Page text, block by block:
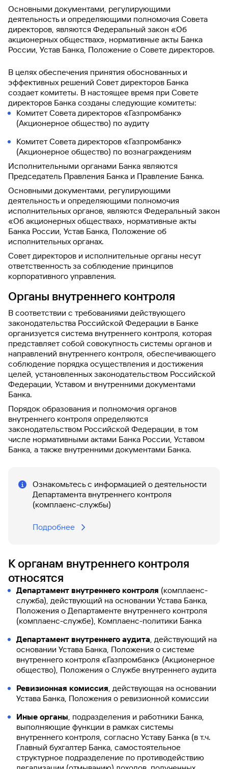
Основными документами, регулирующими
деятельность и определяющими полномочия Совета
директоров, являются Федеральный закон «Об
акционерных обществах», нормативные акты Банка
России, Устав Банка, Положение о Совете директоров.
В целях обеспечения принятия обоснованных и
эффективных решений Совет директоров Банка
создает комитеты. В настоящее время при Совете
директоров Банка созданы следующие комитеты:
Комитет Совета директоров «Газпромбанк»
(Акционерное общество) по аудиту
Комитет Совета директоров «Газпромбанк»
(Акционерное общество) по вознаграждениям
Исполнительными органами Банка являются
Председатель Правления Банка и Правление Банка.
Основными документами, регулирующими
деятельность и определяющими полномочия
исполнительных органов, являются Федеральный закон
«Об акционерных обществах», нормативные акты
Банка России, Устав Банка, Положение об
исполнительных органах.
Совет директоров и исполнительные органы несут
ответственность за соблюдение принципов
корпоративного управления.
Органы внутреннего контроля
В соответствии с требованиями действующего
законодательства Российской Федерации в Банке
организуется система внутреннего контроля, которая
представляет собой совокупность системы органов и
направлений внутреннего контроля, обеспечивающего
соблюдение порядка осуществления и достижения
целей, установленных законодательством Российской
Федерации, Уставом и внутренними документами
Банка.
Порядок образования и полномочия органов
внутреннего контроля определяются
законодательством Российской Федерации, в том
числе нормативными актами Банка России, Уставом
Банка, а также внутренними документами Банка.
Ознакомьтесь с информацией о деятельности
Департамента внутреннего контроля
(комплаенс-службы)
Подробнее
К органам внутреннего контроля
относятся
Департамент внутреннего контроля (комплаенс-
служба), действующий на основании Устава Банка,
Положения о Департаменте внутреннего контроля
(комплаенс-службе), Комплаенс-политики Банка
Департамент внутреннего аудита, действующий на
основании Устава Банка, Положения о системе
внутреннего контроля «Газпромбанк» (Акционерное
общество), Положения о Службе внутреннего аудита
Ревизионная комиссия, действующая на основании
Устава Банка, Положения о ревизионной комиссии
Иные органы, подразделения и работники Банка,
выполняющие функции в рамках системы
внутреннего контроля, согласно Уставу Банка (в т.ч.
Главный бухгалтер Банка, самостоятельное
структурное подразделение по противодействию